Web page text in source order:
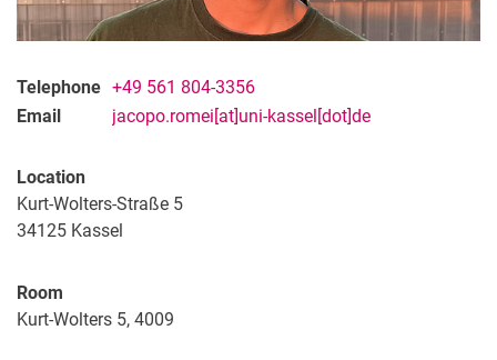
Telephone +49 561 804-3356
Email
jacopo.romei[at]uni-kassel[dot]de
Location
Kurt-Wolters-Straße 5
34125 Kassel
Room
Kurt-Wolters 5, 4009